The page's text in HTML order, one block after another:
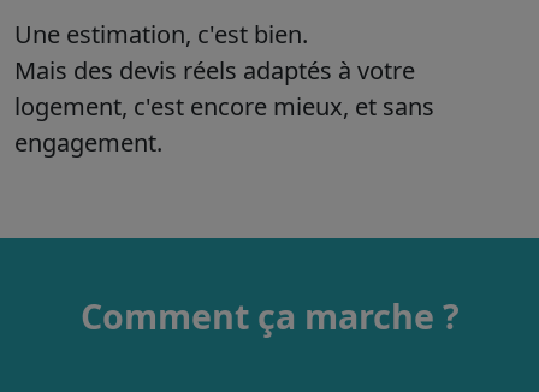
Une estimation, c'est bien.
Mais des devis réels adaptés à votre
logement, c'est encore mieux, et sans
engagement.
Comment ça marche ?